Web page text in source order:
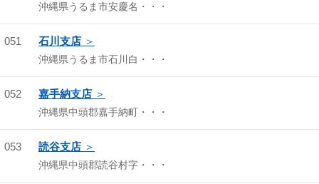
沖縄県うるま市安慶名・・・
051 石川支店
沖縄県うるま市石川白・・・
052 嘉手納支店
沖縄県中頭郡嘉手納町・・・
053 読谷支店
沖縄県中頭郡読谷村字・・・